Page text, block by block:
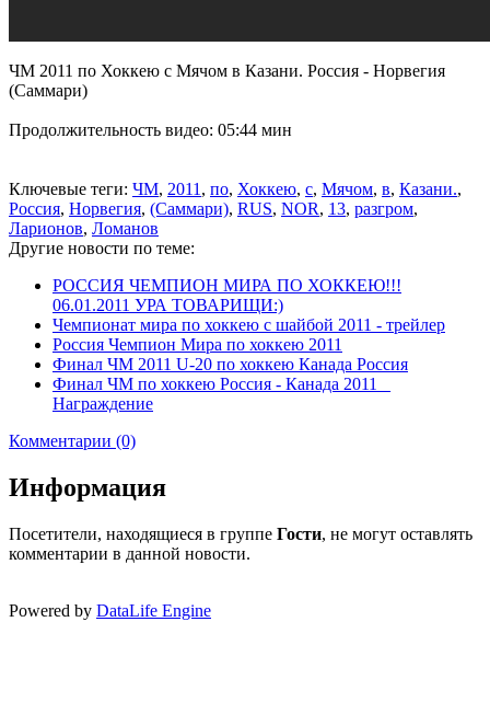
ЧМ 2011 по Хоккею с Мячом в Казани. Россия - Норвегия
(Саммари)
Продолжительность видео: 05:44 мин
Ключевые теги: ЧМ, 2011 , по, Хоккею, с, Мячом, в, Казани.,
Россия, Норвегия, (Саммари), RUS, NOR, 13, разгром,
Ларионов, Ломанов
Другие новости по теме:
РОССИЯ ЧЕМПИОН МИРА ПО ХОККЕЮ!!!
06.01.2011 УРА ТОВАРИЩИ:)
Чемпионат мира по хоккею с шайбой 2011 - трейлер
Россия Чемпион Мира по хоккею 2011
Финал ЧМ 2011 U-20 по хоккею Канада Россия
Финал ЧМ по хоккею Россия - Канада 2011 _
Награждение
Комментарии (0)
Информация
Посетители, находящиеся в группе Гости, не могут оставлять
комментарии в данной новости.
Powered by DataLife Engine